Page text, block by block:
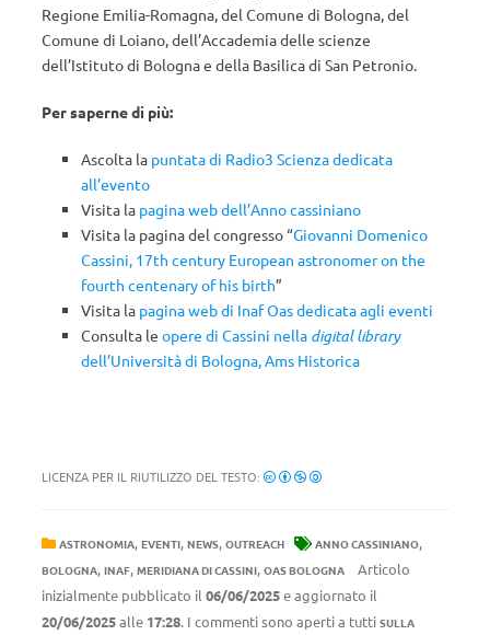
Regione Emilia-Romagna, del Comune di Bologna, del
Comune di Loiano, dell’Accademia delle scienze
dell’Istituto di Bologna e della Basilica di San Petronio.
Per saperne di più:
Ascolta la puntata di Radio3 Scienza dedicata
all’evento
Visita la pagina web dell’Anno cassiniano
Visita la pagina del congresso “Giovanni Domenico
Cassini, 17th century European astronomer on the
fourth centenary of his birth”
Visita la pagina web di Inaf Oas dedicata agli eventi
Consulta le opere di Cassini nella digital library
dell’Università di Bologna, Ams Historica
LICENZA PER IL RIUTILIZZO DEL TESTO:
ASTRONOMIA, EVENTI, NEWS, OUTREACH ANNO CASSINIANO,
BOLOGNA, INAF, MERIDIANA DI CASSINI, OAS BOLOGNA
Articolo
inizialmente pubblicato il 06/06/2025e aggiornato il
20/06/2025alle 17:28. I commenti sono aperti a tutti SULLA